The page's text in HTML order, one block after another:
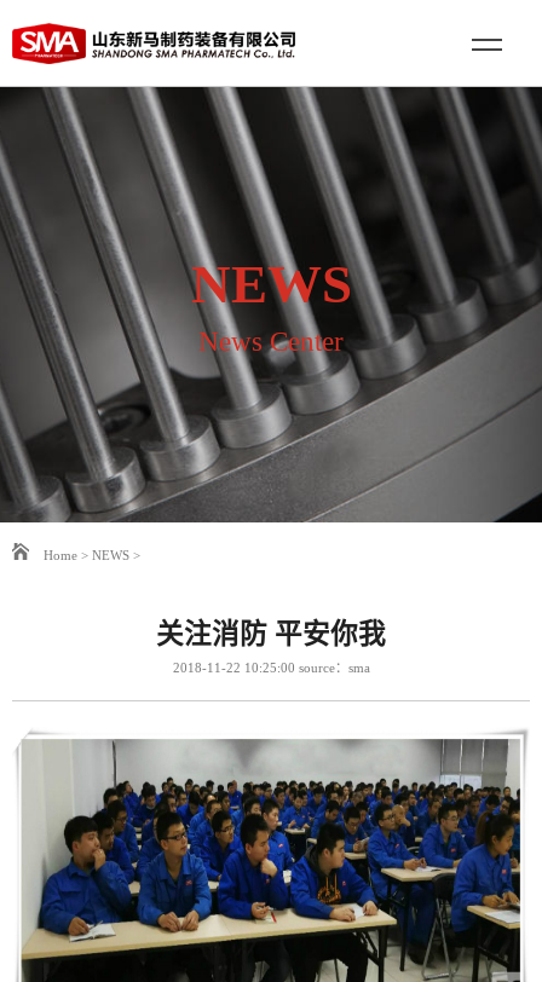
NEWS
News Center
Home > NEWS >
关注消防 平安你我
2018-11-22 10:25:00 source：sma